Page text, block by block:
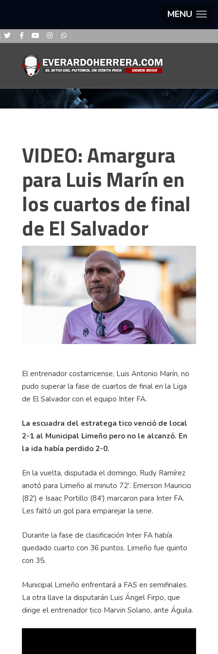
MENU
VIDEO: Amargura
para Luis Marín en
los cuartos de final
de El Salvador
El entrenador costarricense, Luis Antonio Marín, no
pudo superar la fase de cuartos de final en la Liga
de El Salvador con el equipo Inter FA.
La escuadra del estratega tico venció de local
2-1 al Municipal Limeño pero no le alcanzó. En
la ida había perdido 2-0.
En la vuelta, disputada el domingo, Rudy Ramírez
anotó para Limeño al minuto 72'. Emerson Mauricio
(82') e Isaac Portillo (84') marcaron para Inter FA.
Les faltó un gol para emparejar la serie.
Durante la fase de clasificación Inter FA había
quedado cuarto con 36 puntos. Limeño fue quinto
con 35.
Municipal Limeño enfrentará a FAS en semifinales.
La otra llave la disputarán Luis Ángel Firpo, que
dirige el entrenador tico Marvin Solano, ante Águila.